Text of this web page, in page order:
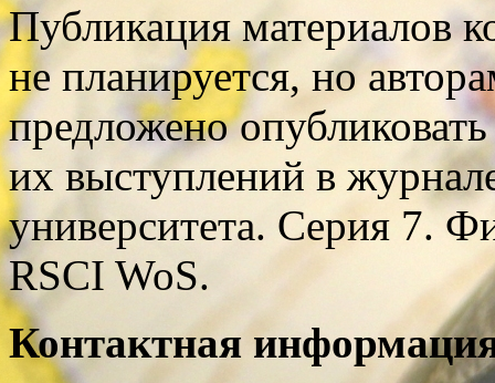
Публикация материалов
не планируется, но
предложено
их выступлений в
университета. Серия 7.
RSCI WoS.
Контактная